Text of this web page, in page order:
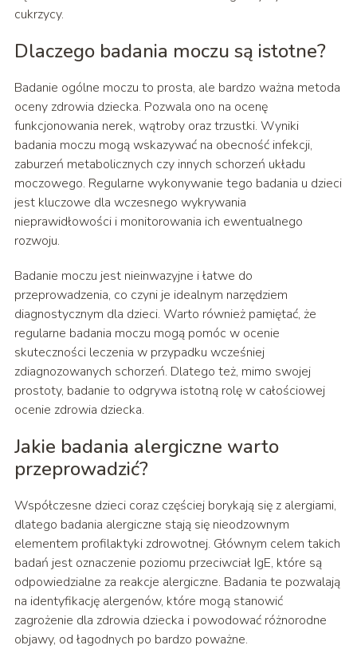
cukrzycy.
Dlaczego badania moczu są istotne?
Badanie ogólne moczu to prosta, ale bardzo ważna metoda
oceny zdrowia dziecka. Pozwala ono na ocenę
funkcjonowania nerek, wątroby oraz trzustki. Wyniki
badania moczu mogą wskazywać na obecność infekcji,
zaburzeń metabolicznych czy innych schorzeń układu
moczowego. Regularne wykonywanie tego badania u dzieci
jest kluczowe dla wczesnego wykrywania
nieprawidłowości i monitorowania ich ewentualnego
rozwoju.
Badanie moczu jest nieinwazyjne i łatwe do
przeprowadzenia, co czyni je idealnym narzędziem
diagnostycznym dla dzieci. Warto również pamiętać, że
regularne badania moczu mogą pomóc w ocenie
skuteczności leczenia w przypadku wcześniej
zdiagnozowanych schorzeń. Dlatego też, mimo swojej
prostoty, badanie to odgrywa istotną rolę w całościowej
ocenie zdrowia dziecka.
Jakie badania alergiczne warto
przeprowadzić?
Współczesne dzieci coraz częściej borykają się z alergiami,
dlatego badania alergiczne stają się nieodzownym
elementem profilaktyki zdrowotnej. Głównym celem takich
badań jest oznaczenie poziomu przeciwciał IgE, które są
odpowiedzialne za reakcje alergiczne. Badania te pozwalają
na identyfikację alergenów, które mogą stanowić
zagrożenie dla zdrowia dziecka i powodować różnorodne
objawy, od łagodnych po bardzo poważne.